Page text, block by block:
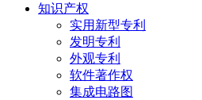
知识产权
实用新型专利
发明专利
外观专利
软件著作权
集成电路图